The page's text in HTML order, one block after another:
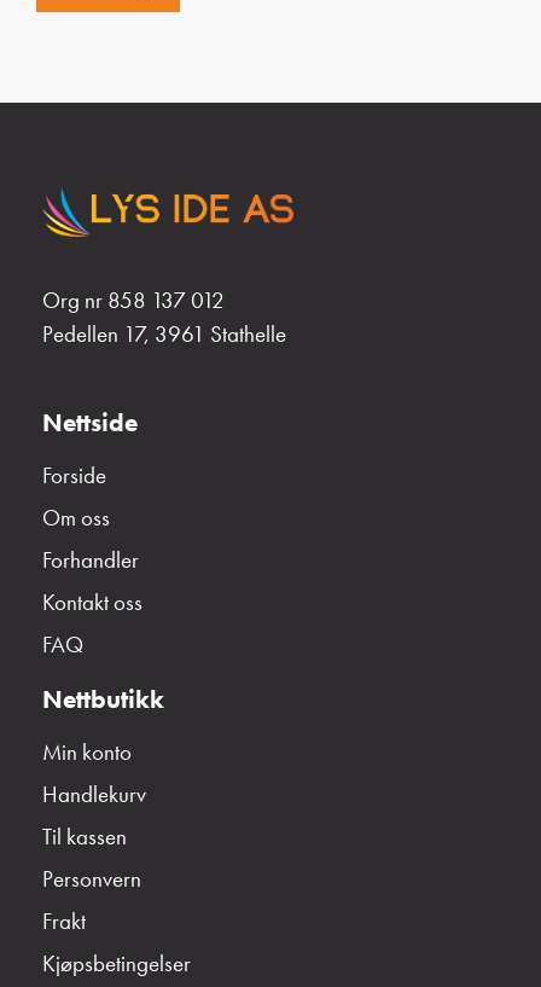
Org nr 858 137 012
Pedellen 17, 3961 Stathelle
Nettside
Forside
Om oss
Forhandler
Kontakt oss
FAQ
Nettbutikk
Min konto
Handlekurv
Til kassen
Personvern
Frakt
Kjøpsbetingelser